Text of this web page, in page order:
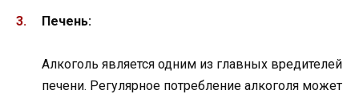
Печень:
Алкоголь является одним из главных вредителей
печени. Регулярное потребление алкоголя может